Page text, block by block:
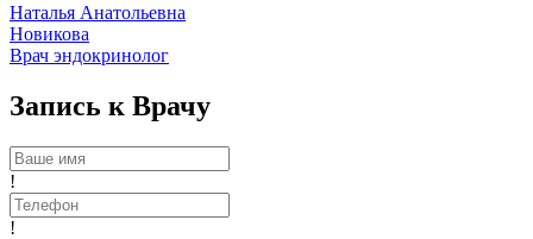
Наталья Анатольевна
Новикова
Врач эндокринолог
Запись к Врачу
!
!